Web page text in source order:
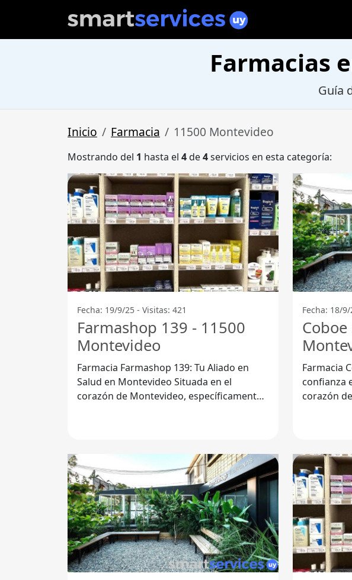
Farmacias
Guía
Inicio Farmacia 11500 Montevideo
Mostrando del 1 hasta el 4de4servicios en esta categoría:
Fecha: 19/9/25 - Visitas: 421
Farmashop 139 - 11500
Montevideo
Farmacia Farmashop 139: Tu Aliado en
Salud en Montevideo Situada en el
corazón de Montevideo, específicamente
Fecha: 18/
Coboe
Farmacia
confianza en
corazón